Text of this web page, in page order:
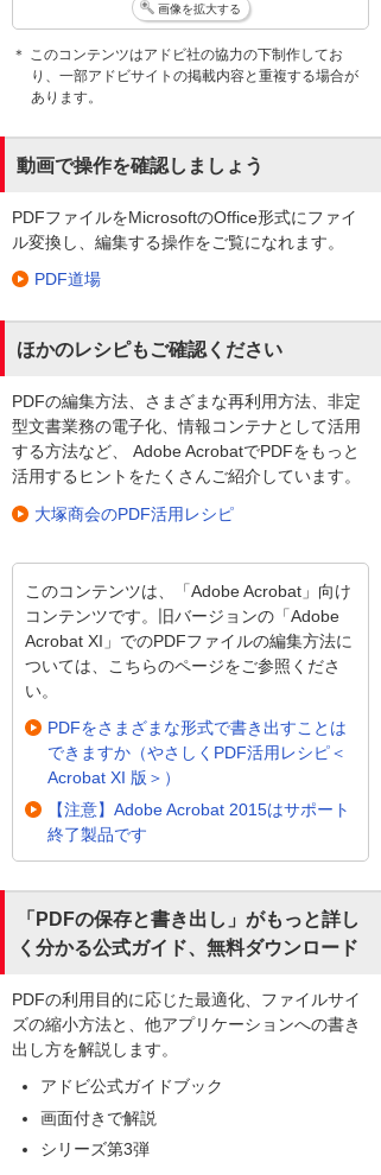
画像を拡大する
＊ このコンテンツはアドビ社の協力の下制作してお
り、一部アドビサイトの掲載内容と重複する場合が
あります。
動画で操作を確認しましょう
PDFファイルをMicrosoftのOffice形式にファイ
ル変換し、編集する操作をご覧になれます。
PDF道場
ほかのレシピもご確認ください
PDFの編集方法、さまざまな再利用方法、非定
型文書業務の電子化、情報コンテナとして活用
する方法など、 Adobe AcrobatでPDFをもっと
活用するヒントをたくさんご紹介しています。
大塚商会のPDF活用レシピ
このコンテンツは、「Adobe Acrobat」向け
コンテンツです。旧バージョンの「Adobe
Acrobat XI」でのPDFファイルの編集方法に
ついては、こちらのページをご参照くださ
い。
PDFをさまざまな形式で書き出すことは
できますか（やさしくPDF活用レシピ＜
Acrobat XI 版＞）
【注意】Adobe Acrobat 2015はサポート
終了製品です
「PDFの保存と書き出し」がもっと詳し
く分かる公式ガイド、無料ダウンロード
PDFの利用目的に応じた最適化、ファイルサイ
ズの縮小方法と、他アプリケーションへの書き
出し方を解説します。
アドビ公式ガイドブック
画面付きで解説
シリーズ第3弾